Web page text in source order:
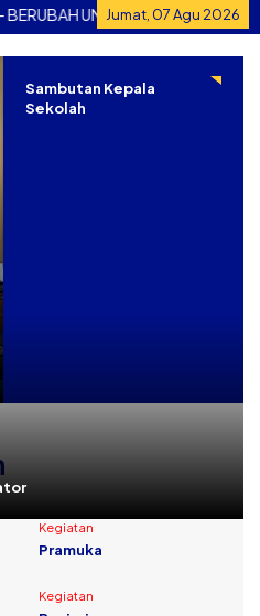
Jumat, 07 Agu 2026
UNTUK BERGERAK
Sambutan Kepala
Sekolah
Kegiatan
Pramuka
Kegiatan